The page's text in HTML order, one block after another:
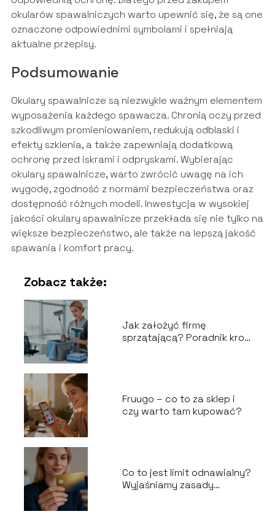
okularów spawalniczych warto upewnić się, że są one
oznaczone odpowiednimi symbolami i spełniają
aktualne przepisy.
Podsumowanie
Okulary spawalnicze są niezwykle ważnym elementem
wyposażenia każdego spawacza. Chronią oczy przed
szkodliwym promieniowaniem, redukują odblaski i
efekty szklenia, a także zapewniają dodatkową
ochronę przed iskrami i odpryskami. Wybierając
okulary spawalnicze, warto zwrócić uwagę na ich
wygodę, zgodność z normami bezpieczeństwa oraz
dostępność różnych modeli. Inwestycja w wysokiej
jakości okulary spawalnicze przekłada się nie tylko na
większe bezpieczeństwo, ale także na lepszą jakość
spawania i komfort pracy.
Zobacz także:
Jak założyć firmę
sprzątającą? Poradnik krok
Fruugo – co to za sklep i
czy warto tam kupować?
Co to jest limit odnawialny?
Wyjaśniamy zasady